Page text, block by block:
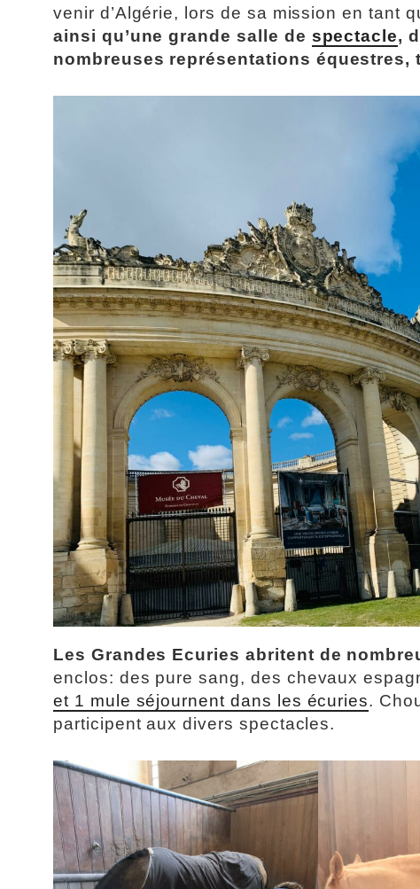
venir d’Algérie, lors de sa mission en tant
ainsi qu’une grande salle de spectacle,
nombreuses représentations équestres,
Les Grandes Ecuries abritent de
enclos: des pure sang, des chevaux
et 1 mule séjournent dans les écuries.
participent aux divers spectacles.